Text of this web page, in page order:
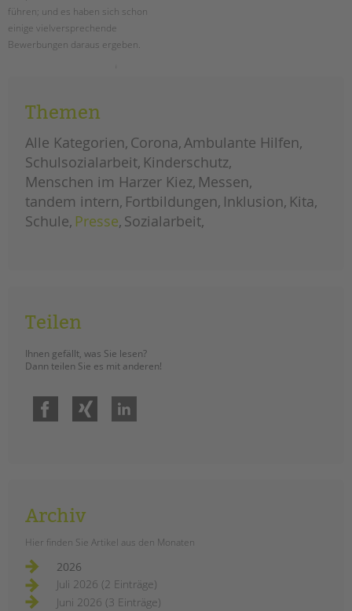
führen; und es haben sich schon
einige vielversprechende
Bewerbungen daraus ergeben.
beim
berlin-
Themen
Alle Kategorien Corona Ambulante Hilfen
Schulsozialarbeit Kinderschutz
Menschen im Harzer Kiez Messen
tandem intern Fortbildungen Inklusion Kita
Schule Presse Sozialarbeit
Teilen
Ihnen gefällt, was Sie lesen?
Dann teilen Sie es mit anderen!
Facebook Xing
Archiv
Hier finden Sie Artikel aus den Monaten
2026
Juli 2026 (2 Einträge)
Juni 2026 (3 Einträge)